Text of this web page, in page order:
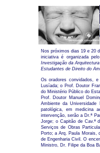
Nos próximos dias 19 e 20
iniciativa é organizada pelo
Investigação da
Estudantes de Direito do
Os oradores convidados,
Lusíada; o Prof. Doutor
do Ministério Público do
Prof. Doutor Manuel
Ambiente da
patológica, em medicina
intervenção, serão a Dr.ª
Jorge; o Capitão de Cav.ª
Serviços de Obras
Porto; a Arq. Paula Morais,
de Engenharia Civil. O
Ministro, Dr. Filipe da Boa